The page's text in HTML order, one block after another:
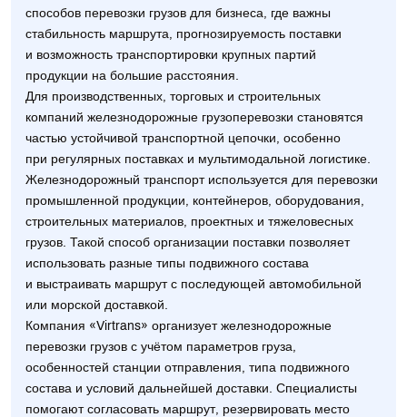
способов перевозки грузов для бизнеса, где важны
стабильность маршрута, прогнозируемость поставки
и возможность транспортировки крупных партий
продукции на большие расстояния.
Для производственных, торговых и строительных
компаний железнодорожные грузоперевозки становятся
частью устойчивой транспортной цепочки, особенно
при регулярных поставках и мультимодальной логистике.
Железнодорожный транспорт используется для перевозки
промышленной продукции, контейнеров, оборудования,
строительных материалов, проектных и тяжеловесных
грузов. Такой способ организации поставки позволяет
использовать разные типы подвижного состава
и выстраивать маршрут с последующей автомобильной
или морской доставкой.
Компания «Virtrans» организует железнодорожные
перевозки грузов с учётом параметров груза,
особенностей станции отправления, типа подвижного
состава и условий дальнейшей доставки. Специалисты
помогают согласовать маршрут, резервировать место